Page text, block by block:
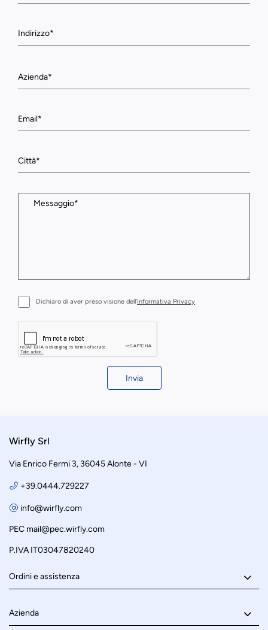
Dichiaro di aver preso visione dell’Informativa Privacy
Invia
Wirfly Srl
Via Enrico Fermi 3, 36045 Alonte - VI
+39.0444.729227
info@wirfly.com
PEC mail@pec.wirfly.com
P.IVA IT03047820240
Ordini e assistenza
Azienda